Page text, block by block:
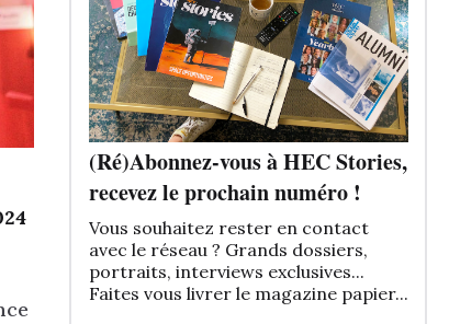
(Ré)Abonnez-vous à HEC Stories,
recevez le prochain numéro !
Vous souhaitez rester en contact
avec le réseau ? Grands dossiers,
portraits, interviews exclusives...
Faites vous livrer le magazine papier...